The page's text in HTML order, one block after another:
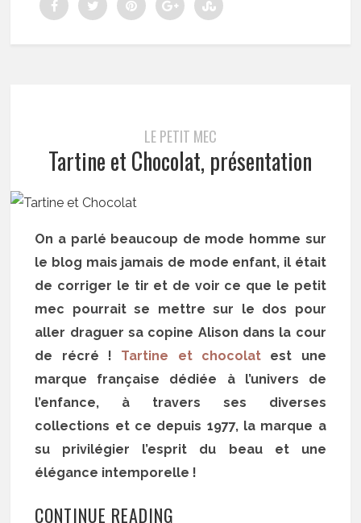
LE PETIT MEC
Tartine et Chocolat, présentation
On a parlé beaucoup de mode homme sur
le blog mais jamais de mode enfant, il était
de corriger le tir et de voir ce que le petit
mec pourrait se mettre sur le dos pour
aller draguer sa copine Alison dans la cour
de récré ! Tartine et chocolatest une
marque française dédiée à l’univers de
l’enfance, à travers ses diverses
collections et ce depuis 1977, la marque a
su privilégier l’esprit du beau et une
élégance intemporelle !
CONTINUE READING